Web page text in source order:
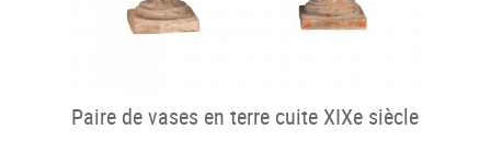
Paire de vases en terre cuite XIXe siècle